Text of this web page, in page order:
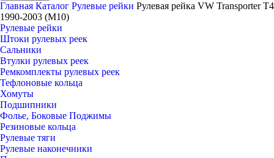
Главная Каталог Рулевые рейки Рулевая рейка VW Transporter T4
1990-2003 (M10)
Рулевые рейки
Штоки рулевых реек
Сальники
Втулки рулевых реек
Ремкомплекты рулевых реек
Тефлоновые кольца
Хомуты
Подшипники
Фолье, Боковые Поджимы
Резиновые кольца
Рулевые тяги
Рулевые наконечники